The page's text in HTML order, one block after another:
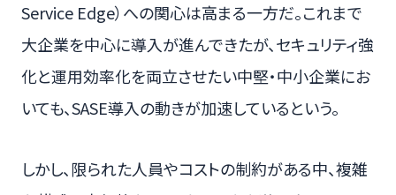
Service Edge）への関心は高まる一方だ。これまで
大企業を中心に導入が進んできたが、セキュリティ強
化と運用効率化を両立させたい中堅・中小企業にお
いても、SASE導入の動きが加速しているという。
しかし、限られた人員やコストの制約がある中、複雑